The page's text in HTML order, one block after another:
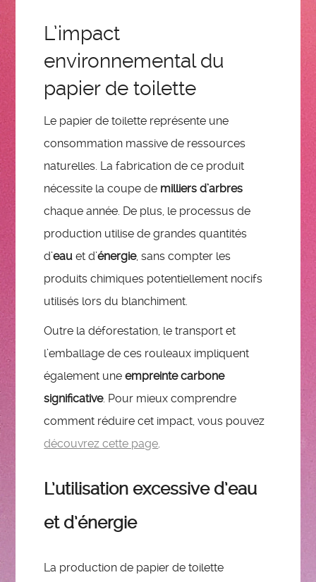
L’impact
environnemental du
papier de toilette
Le papier de toilette représente une
consommation massive de ressources
naturelles. La fabrication de ce produit
nécessite la coupe de milliers d’arbres
chaque année. De plus, le processus de
production utilise de grandes quantités
d’eau et d’énergie, sans compter les
produits chimiques potentiellement nocifs
utilisés lors du blanchiment.
Outre la déforestation, le transport et
l’emballage de ces rouleaux impliquent
également uneempreinte carbone
significative. Pour mieux comprendre
comment réduire cet impact, vous pouvez
découvrez cette page
L’utilisation excessive d’eau
et d’énergie
La production de papier de toilette